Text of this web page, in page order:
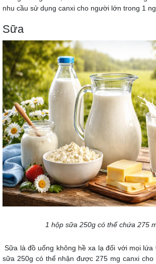
nhu cầu sử dụng canxi cho người lớn trong 1
Sữa
1 hộp sữa 250g có thể chứa 275
Sữa là đồ uống không hề xa lạ đối với mọi lứa
sữa 250g có thể nhận được 275 mg canxi